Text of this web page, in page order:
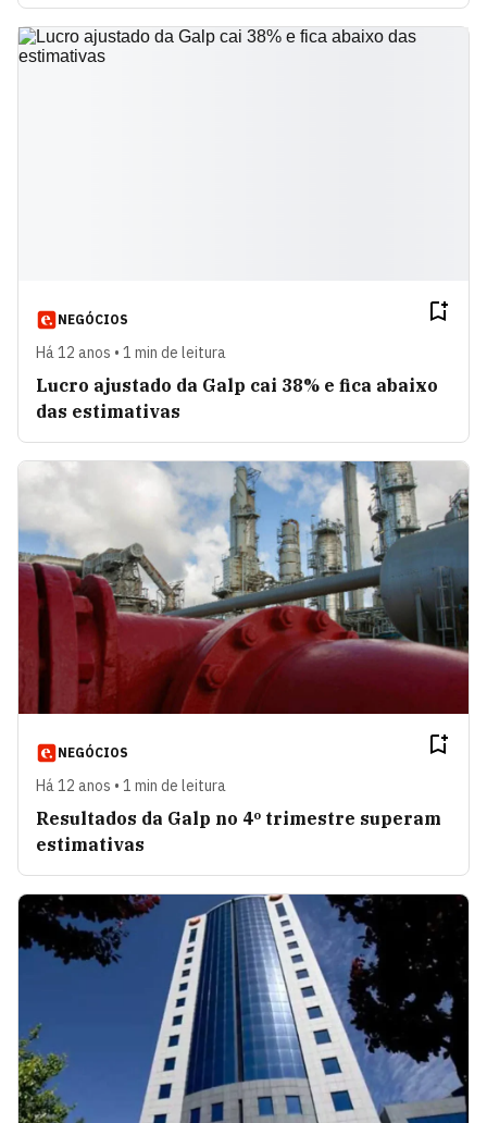
NEGÓCIOS
Há 12 anos • 1 min de leitura
Lucro ajustado da Galp cai 38% e fica abaixo
das estimativas
NEGÓCIOS
Há 12 anos • 1 min de leitura
Resultados da Galp no 4º trimestre superam
estimativas